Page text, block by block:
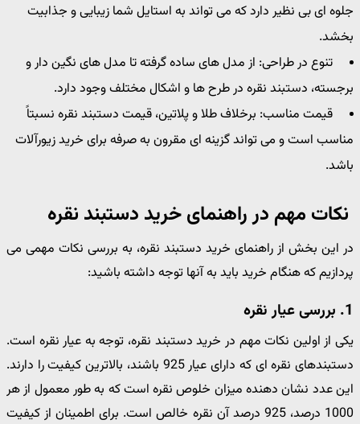
جلوه ای بی نظیر دارد که می تواند به استایل شما زیبایی و جذابیت
بخشد.
تنوع در طراحی: از مدل های ساده گرفته تا مدل های نگین دار و
برجسته، دستبند نقره در طرح ها و اشکال مختلف وجود دارد.
قیمت مناسب: برخلاف طلا و پلاتین، قیمت دستبند نقره نسبتاً
مناسب است و می تواند گزینه ای مقرون به صرفه برای خرید زیورآلات
باشد.
نکات مهم در راهنمای خرید دستبند نقره
در این بخش از راهنمای خرید دستبند نقره، به بررسی نکات مهمی می
پردازیم که هنگام خرید باید به آنها توجه داشته باشید:
1. بررسی عیار نقره
یکی از اولین نکات مهم در خرید دستبند نقره، توجه به عیار نقره است.
دستبندهای نقره ای که دارای عیار 925 باشند، بالاترین کیفیت را دارند.
این عدد نشان دهنده میزان خلوص نقره است که به طور معمول از هر
1000 درصد، 925 درصد آن نقره خالص است. برای اطمینان از کیفیت